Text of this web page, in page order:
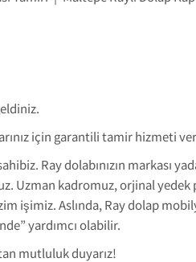
için garantili tamir hizmeti
Ray dolabınızın markası
Uzman kadromuz, orjinal yedek
işimiz. Aslında, Ray dolap
yardımcı olabilir.
mutluluk duyarız!